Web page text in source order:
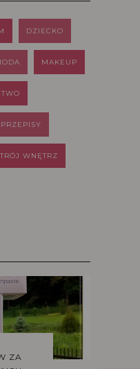
DZIECKO
MAKEUP
PRZEPISY
WNĘTRZ
ZA